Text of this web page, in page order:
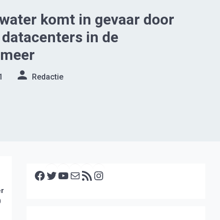
komt in gevaar door
in de
Redactie
Facebook Twitter YouTube E-mail RSS feed